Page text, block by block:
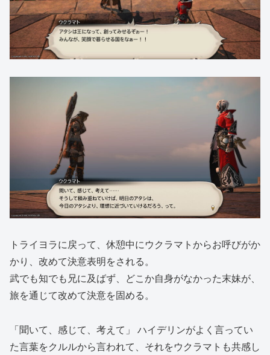
トライヨラに戻って、休憩中にウクラマトからお呼びがか
かり、改めて決意表明をされる。
武でも知でも兄に及ばず、どこか自身がなかった末妹が、
旅を通じて改めて決意を固める。
「聞いて、感じて、考えて」 ハイデリンがよく言ってい
た言葉をクルルから言われて、それをウクラマトも共感し